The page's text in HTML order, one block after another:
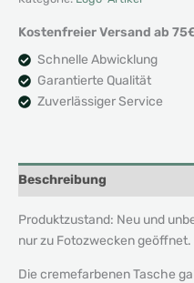
Kostenfreier Versand ab
Schnelle Abwicklung
Garantierte Qualität
Zuverlässiger Service
Beschreibung
Produktzustand: Neu und
nur zu Fotozwecken geöffnet.
Die cremefarbenen Tasche